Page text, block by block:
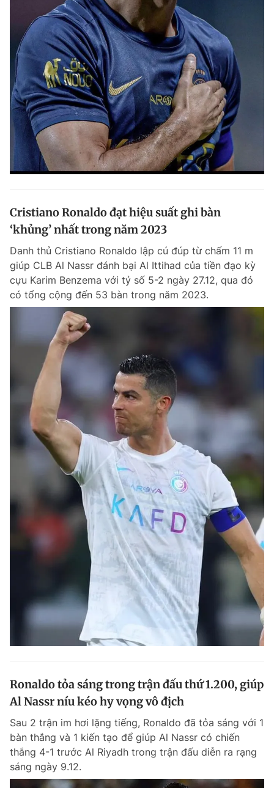
Cristiano Ronaldo đạt hiệu suất ghi bàn
‘khủng’ nhất trong năm 2023
Danh thủ Cristiano Ronaldo lập cú đúp từ chấm 11 m
giúp CLB Al Nassr đánh bại Al Ittihad của tiền đạo kỳ
cựu Karim Benzema với tỷ số 5-2 ngày 27.12, qua đó
có tổng cộng đến 53 bàn trong năm 2023.
Ronaldo tỏa sáng trong trận đấu thứ 1.200, giúp
Al Nassr níu kéo hy vọng vô địch
Sau 2 trận im hơi lặng tiếng, Ronaldo đã tỏa sáng với 1
bàn thắng và 1 kiến tạo để giúp Al Nassr có chiến
thắng 4-1 trước Al Riyadh trong trận đấu diễn ra rạng
sáng ngày 9.12.